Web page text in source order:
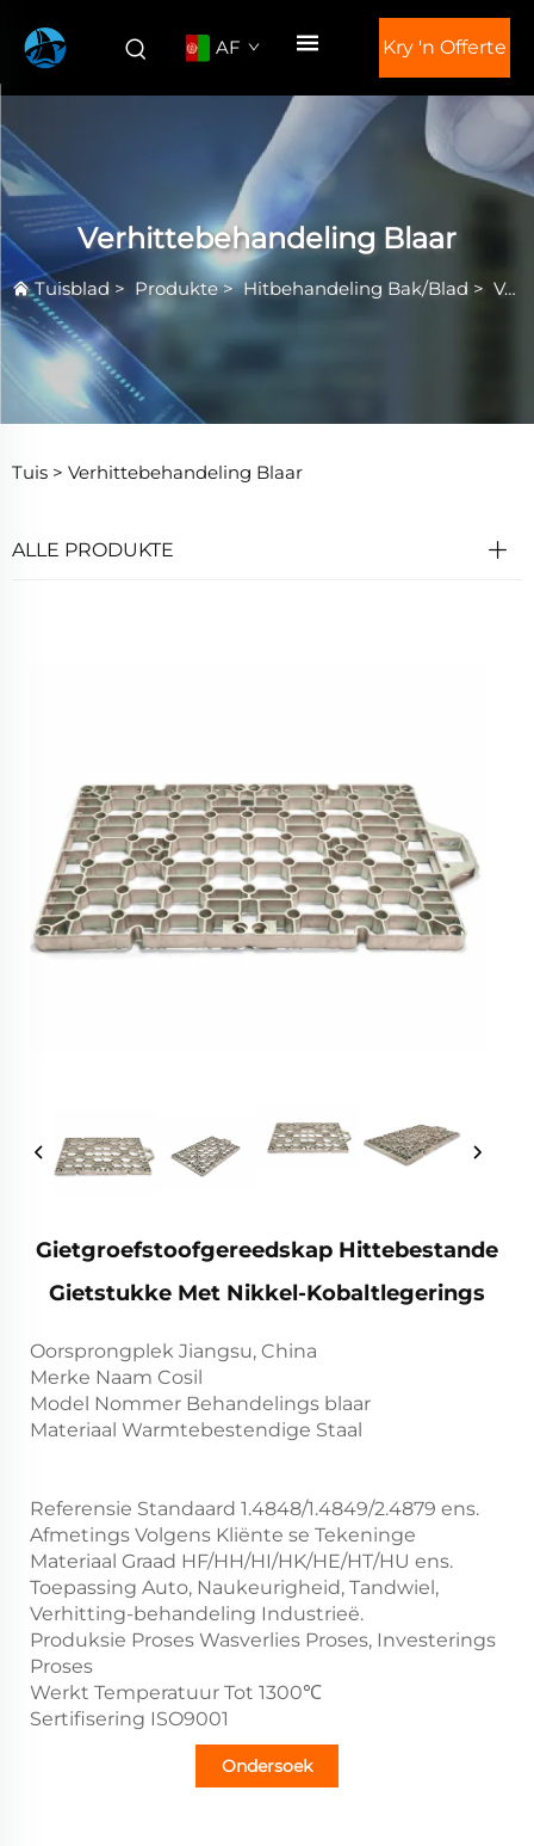
AF Kry 'n Offerte
Verhittebehandeling Blaar
Tuisblad > Produkte>Hitbehandeling Bak/Blad > Verhittebehandeling Blaar
Tuis > Verhittebehandeling Blaar
ALLE PRODUKTE
Gietgroefstoofgereedskap Hittebestande
Gietstukke Met Nikkel-Kobaltlegerings
Oorsprongplek Jiangsu, China
Merke Naam Cosil
Model Nommer Behandelings blaar
Materiaal Warmtebestendige Staal
Referensie Standaard 1.4848/1.4849/2.4879 ens.
Afmetings Volgens Kliënte se Tekeninge
Materiaal Graad HF/HH/HI/HK/HE/HT/HU ens.
Toepassing Auto, Naukeurigheid, Tandwiel,
Verhitting-behandeling Industrieë.
Produksie Proses Wasverlies Proses, Investerings
Proses
Werkt Temperatuur Tot 1300℃
Sertifisering ISO9001
Ondersoek